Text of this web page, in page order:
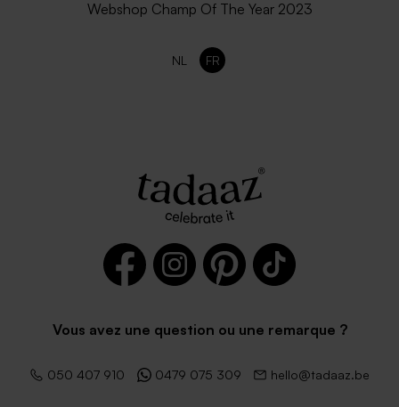
Webshop Champ Of The Year 2023
NL FR
Vous avez une question ou une remarque ?
050 407 910 0479 075 309 hello@tadaaz.be